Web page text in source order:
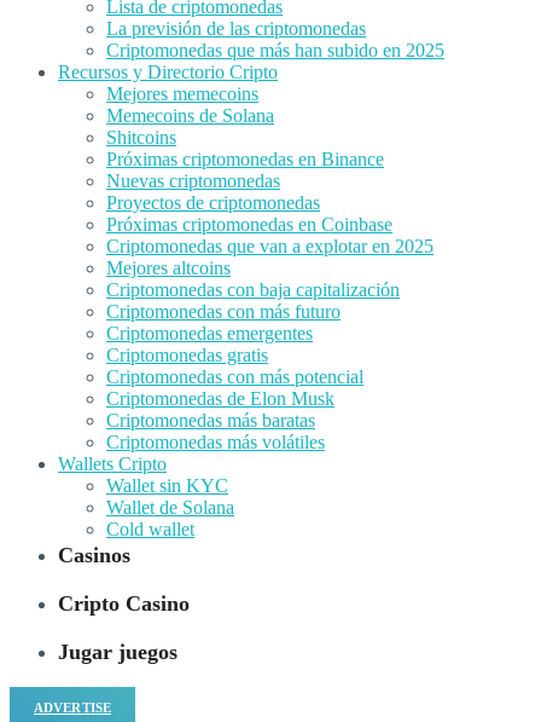
Lista de criptomonedas
La previsión de las criptomonedas
Criptomonedas que más han subido en 2025
Recursos y Directorio Cripto
Mejores memecoins
Memecoins de Solana
Shitcoins
Próximas criptomonedas en Binance
Nuevas criptomonedas
Proyectos de criptomonedas
Próximas criptomonedas en Coinbase
Criptomonedas que van a explotar en 2025
Mejores altcoins
Criptomonedas con baja capitalización
Criptomonedas con más futuro
Criptomonedas emergentes
Criptomonedas gratis
Criptomonedas con más potencial
Criptomonedas de Elon Musk
Criptomonedas más baratas
Criptomonedas más volátiles
Wallets Cripto
Wallet sin KYC
Wallet de Solana
Cold wallet
Casinos
Cripto Casino
Jugar juegos
ADVERTISE